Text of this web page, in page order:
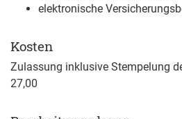
elektronische
Kosten
Zulassung inklusive Stempelung
27,00